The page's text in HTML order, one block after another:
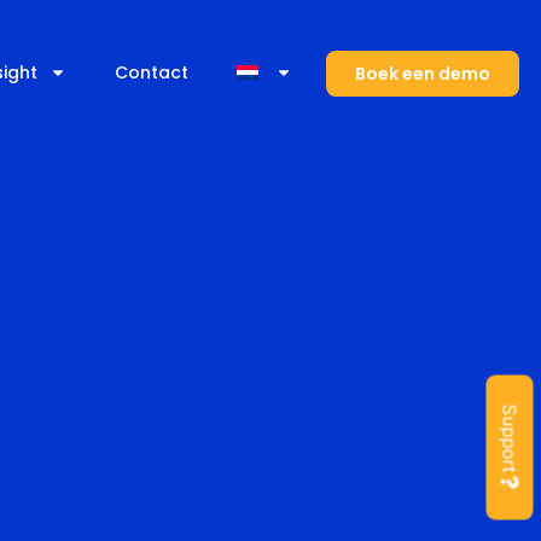
Contact Boek een demo
Support